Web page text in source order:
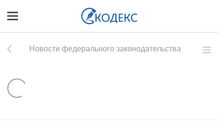
Новости федерального законодательства